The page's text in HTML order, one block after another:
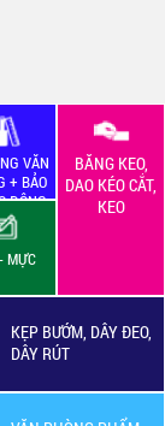
VĂN
+ BẢO
ĐỘNG
BĂNG KEO,
DAO KÉO CẮT,
KEO
MỰC
KẸP BƯỚM, DÂY ĐEO,
DÂY RÚT